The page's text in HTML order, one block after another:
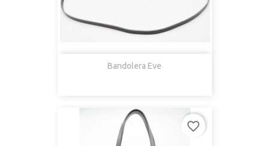
Bandolera Eve
favorite_border